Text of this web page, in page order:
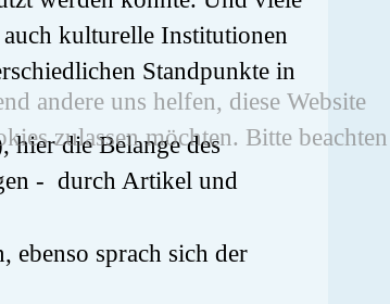
kulturelle Institutionen
Standpunkte in
hier die Belange des
- durch Artikel und
ebenso sprach sich der
andere uns helfen, diese Website
zulassen möchten. Bitte beachten